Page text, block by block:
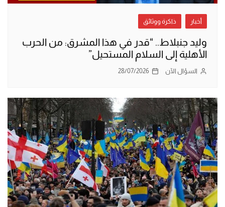
أخبار ذاكرة ووثائق
وليد جنبلاط.. “قدر في هذا المشرق: من الحرب
الأهلية إلى السلام المستحيل”
السؤال الآن 28/07/2026